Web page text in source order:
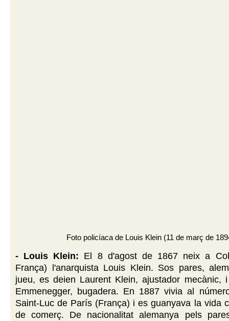
Foto policíaca de Louis Klein (11 de març de
- Louis Klein: El 8 d'agost de 1867 neix a
França) l'anarquista Louis Klein. Sos pares,
jueu, es deien Laurent Klein, ajustador mecànic,
Emmenegger, bugadera. En 1887 vivia al
Saint-Luc de París (França) i es guanyava la vida
de comerç. De nacionalitat alemanya pels